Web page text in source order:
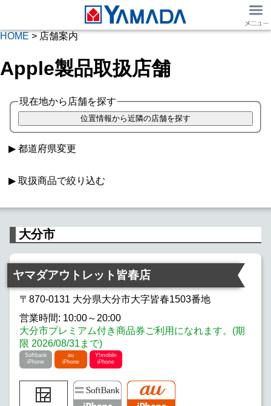
HOME > 店舗案内
Apple製品取扱店舗
現在地から店舗を探す
都道府県変更
取扱商品で絞り込む
Apple Watch
Softbank iPhone au iPhone
docomo iPhone Y!mobile iPhone
UQmobile iPhone Rakuten iPhone
大分市
ヤマダアウトレット皆春店
〒870-0131 大分県大分市大字皆春1503番地
営業時間: 10:00～20:00
大分市プレミアム付き商品券ご利用になれます。(期
限 2026/08/31まで)
Softbank
iPhone
au
iPhone
Y!mobile
iPhone